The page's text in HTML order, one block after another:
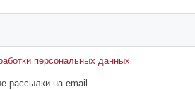
персональных данных
рассылки на email